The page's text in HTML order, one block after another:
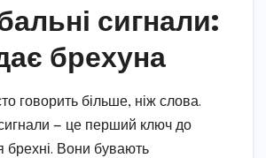
сигнали:
брехуна
говорить більше, ніж слова.
— це перший ключ до
брехні. Вони бувають